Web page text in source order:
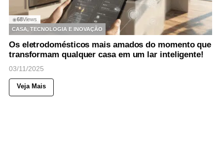
◉68Views
CASA, TECNOLOGIA E INOVAÇÃO
Os eletrodomésticos mais amados do momento que
transformam qualquer casa em um lar inteligente!
03/11/2025
Veja Mais